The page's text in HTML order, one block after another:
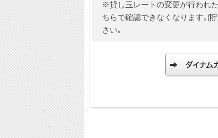
※貸し玉レートの変更が行われ
ちらで確認できなくなります｡(
さい｡